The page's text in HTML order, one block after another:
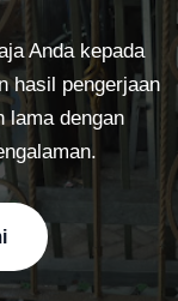
Anda kepada
hasil pengerjaan
lama dengan